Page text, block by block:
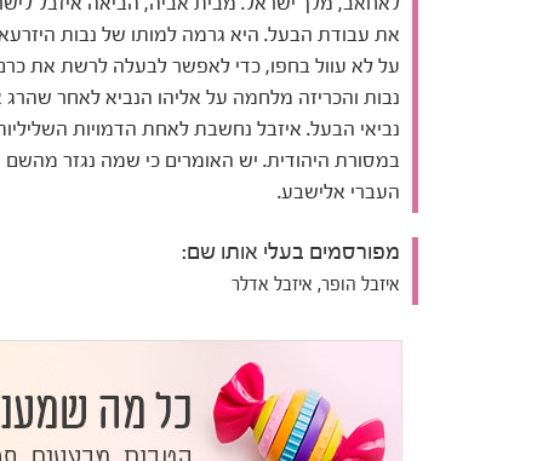
את עבודת הבעל. היא גרמה למותו של נבות
על לא עוול בחפו, כדי לאפשר לבעלה לרשת את
נבות והכריזה מלחמה על אליהו הנביא לאחר
נביאי הבעל. איזבל נחשבת לאחת הדמויות
במסורת היהודית. יש האומרים כי שמה נגזר מהשם
העברי אלישבע.
מפורסמים בעלי אותו שם:
איזבל הופר, איזבל אדלר